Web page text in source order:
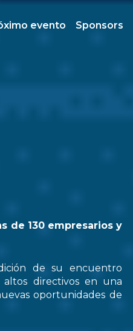
evento Sponsors
de 130 empresarios y
de su encuentro
altos directivos en una
oportunidades de